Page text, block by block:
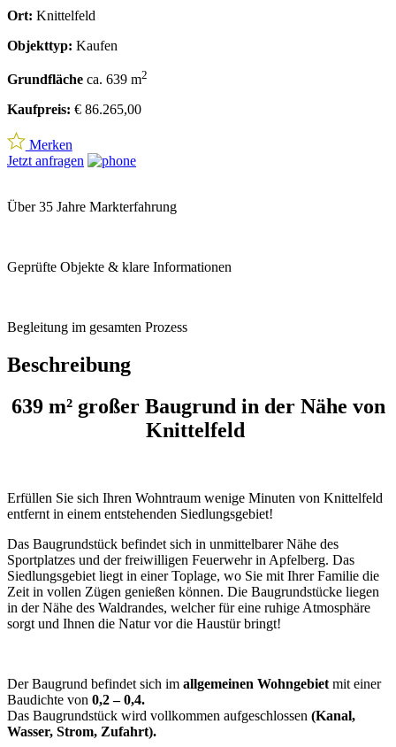
Ort: Knittelfeld
Objekttyp: Kaufen
Grundfläche ca. 639 m2
Kaufpreis: € 86.265,00
Merken
Jetzt anfragen
Über 35 Jahre Markterfahrung
Geprüfte Objekte & klare Informationen
Begleitung im gesamten Prozess
Beschreibung
639 m² großer Baugrund in der Nähe von
Knittelfeld
Erfüllen Sie sich Ihren Wohntraum wenige Minuten von Knittelfeld
entfernt in einem entstehenden Siedlungsgebiet!
Das Baugrundstück befindet sich in unmittelbarer Nähe des
Sportplatzes und der freiwilligen Feuerwehr in Apfelberg. Das
Siedlungsgebiet liegt in einer Toplage, wo Sie mit Ihrer Familie die
Zeit in vollen Zügen genießen können. Die Baugrundstücke liegen
in der Nähe des Waldrandes, welcher für eine ruhige Atmosphäre
sorgt und Ihnen die Natur vor die Haustür bringt!
Der Baugrund befindet sich im allgemeinen Wohngebiet mit einer
Baudichte von 0,2 – 0,4.
Das Baugrundstück wird vollkommen aufgeschlossen (Kanal,
Wasser, Strom, Zufahrt).